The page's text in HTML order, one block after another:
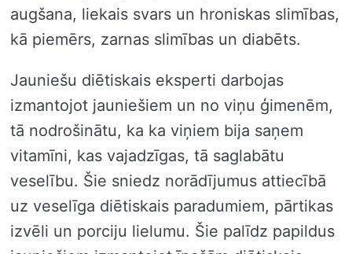
augšana, liekais svars un hroniskas slimības,
kā piemērs, zarnas slimības un diabēts.
Jauniešu diētiskais eksperti darbojas
izmantojot jauniešiem un no viņu ģimenēm,
tā nodrošinātu, ka ka viņiem bija saņem
vitamīni, kas vajadzīgas, tā saglabātu
veselību. Šie sniedz norādījumus attiecībā
uz veselīga diētiskais paradumiem, pārtikas
izvēli un porciju lielumu. Šie palīdz papildus